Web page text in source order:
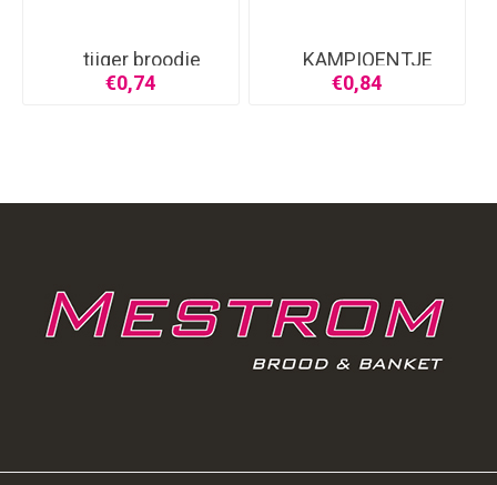
tijger broodje
€0,74
KAMPIOENTJE
€0,84